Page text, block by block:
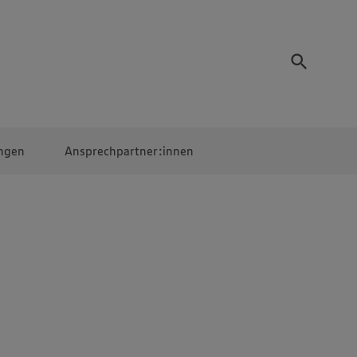
Ansprechpartner:innen